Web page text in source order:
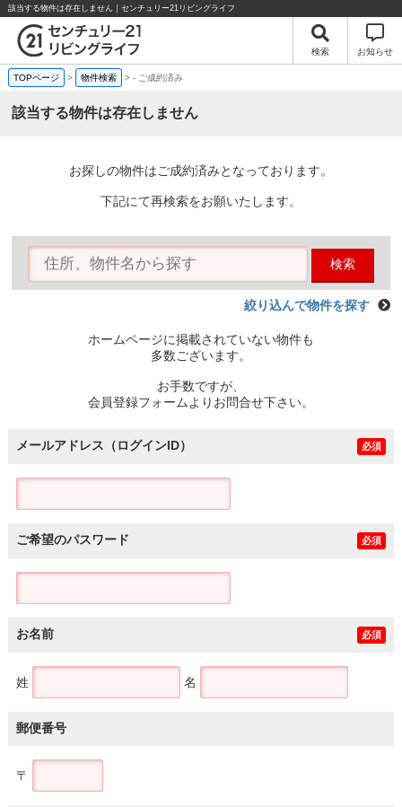
該当する物件は存在しません｜センチュリー21リビングライフ
検索 お知らせ
TOPページ > 物件検索 >- ご成約済み
該当する物件は存在しません
お探しの物件はご成約済みとなっております。
下記にて再検索をお願いたします。
検索
絞り込んで物件を探す
ホームページに掲載されていない物件も
多数ございます。
お手数ですが、
会員登録フォームよりお問合せ下さい。
メールアドレス（ログインID） 必須
ご希望のパスワード 必須
お名前 必須
姓 名
郵便番号
〒